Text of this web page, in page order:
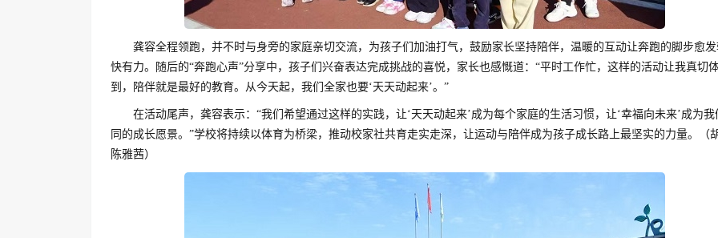
龚容全程领跑，并不时与身旁的家庭亲切交流，为孩子们加油打气，鼓励家长坚持陪伴，温暖的互动让奔跑的脚步愈
快有力。随后的“奔跑心声”分享中，孩子们兴奋表达完成挑战的喜悦，家长也感慨道：“平时工作忙，这样的活动让我真切
到，陪伴就是最好的教育。从今天起，我们全家也要‘天天动起来’。”
在活动尾声，龚容表示：“我们希望通过这样的实践，让‘天天动起来’成为每个家庭的生活习惯，让‘幸福向未来’成为我
同的成长愿景。”学校将持续以体育为桥梁，推动校家社共育走实走深，让运动与陪伴成为孩子成长路上最坚实的力量。（
陈雅茜）